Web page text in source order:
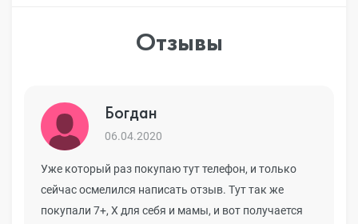
Отзывы
Богдан
06.04.2020
Уже который раз покупаю тут телефон, и только
сейчас осмелился написать отзыв. Тут так же
покупали 7+, Х для себя и мамы, и вот получается